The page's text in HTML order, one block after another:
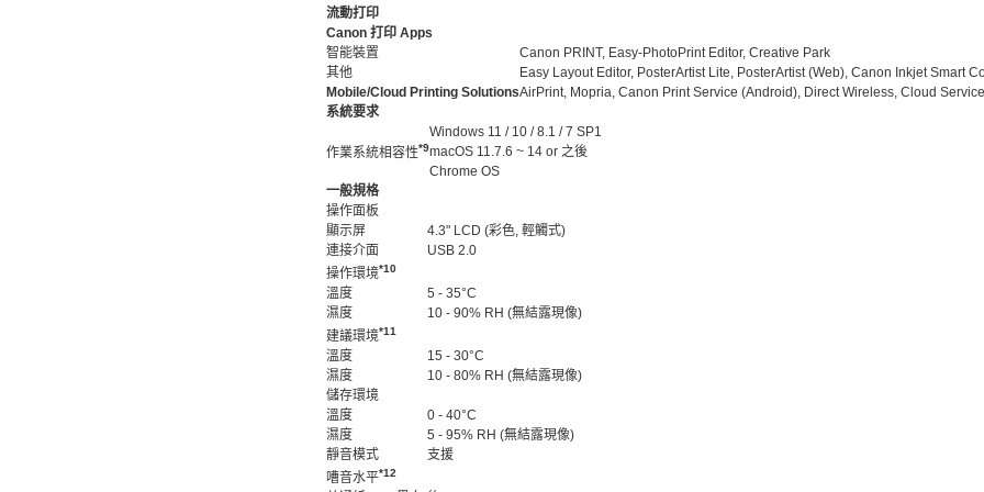
流動打印
Canon 打印 Apps
智能裝置
Canon PRINT, Easy-PhotoPrint Editor, Creative Park
其他
Easy Layout Editor, PosterArtist Lite, PosterArtist (Web), Canon Inkjet Smart
Mobile/Cloud Printing SolutionsAirPrint, Mopria, Canon Print Service (Android), Direct Wireless, Cloud Service
系統要求
作業系統相容性*9
Windows 11 / 10 / 8.1 / 7 SP1
macOS 11.7.6 ~ 14 or 之後
Chrome OS
一般規格
操作面板
顯示屏
4.3" LCD (彩色, 輕觸式)
連接介面
USB 2.0
操作環境*10
溫度
5 - 35°C
濕度
10 - 90% RH (無結露現像)
建議環境*11
溫度
15 - 30°C
濕度
10 - 80% RH (無結露現像)
儲存環境
溫度
0 - 40°C
濕度
5 - 95% RH (無結露現像)
靜音模式
支援
嘈音水平*12